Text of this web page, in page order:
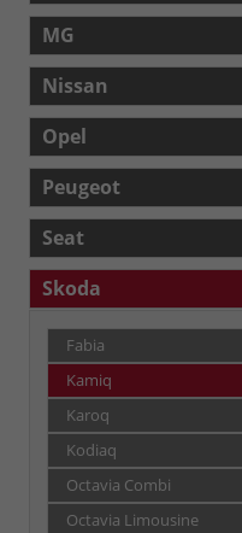
MG
Nissan
Opel
Peugeot
Seat
Skoda
Fabia
Kamiq
Karoq
Kodiaq
Octavia Combi
Octavia Limousine